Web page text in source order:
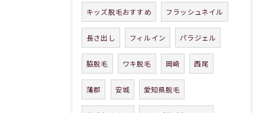
キッズ脱毛おすすめ フラッシュネイル
長さ出し フィルイン パラジェル
脇脱毛 ワキ脱毛 岡崎 西尾
蒲郡 安城 愛知県脱毛